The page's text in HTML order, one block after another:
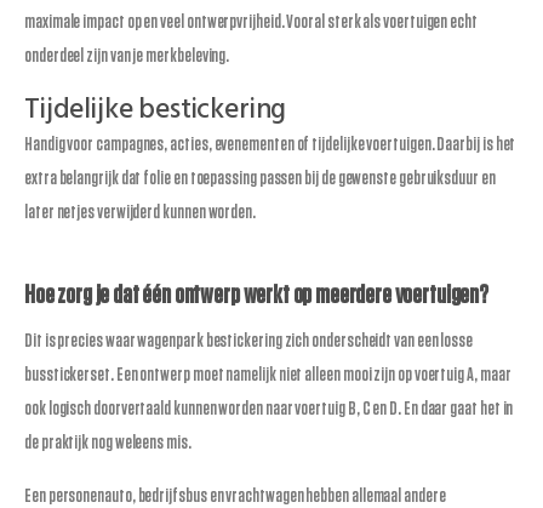
maximale impact op en veel ontwerpvrijheid. Vooral sterk als voertuigen echt
onderdeel zijn van je merkbeleving.
Tijdelijke bestickering
Handig voor campagnes, acties, evenementen of tijdelijke voertuigen. Daarbij is het
extra belangrijk dat folie en toepassing passen bij de gewenste gebruiksduur en
later netjes verwijderd kunnen worden.
Hoe zorg je dat één ontwerp werkt op meerdere voertuigen?
Dit is precies waar wagenpark bestickering zich onderscheidt van een losse
busstickerset. Een ontwerp moet namelijk niet alleen mooi zijn op voertuig A, maar
ook logisch doorvertaald kunnen worden naar voertuig B, C en D. En daar gaat het in
de praktijk nog weleens mis.
Een personenauto, bedrijfsbus en vrachtwagen hebben allemaal andere